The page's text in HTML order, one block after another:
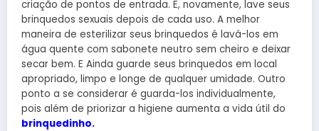
criação de pontos de entrada. E, novamente, lave seus
brinquedos sexuais depois de cada uso. A melhor
maneira de esterilizar seus brinquedos é lavá-los em
água quente com sabonete neutro sem cheiro e deixar
secar bem. E Ainda guarde seus brinquedos em local
apropriado, limpo e longe de qualquer umidade. Outro
ponto a se considerar é guarda-los individualmente,
pois além de priorizar a higiene aumenta a vida útil do
brinquedinho.